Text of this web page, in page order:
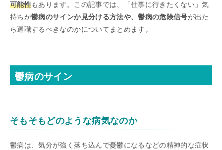
可能性もあります。この記事では、「仕事に行きたくない」気
持ちが鬱病のサインか見分ける方法や、鬱病の危険信号が出た
ら退職するべきなのかについてまとめます。
鬱病のサイン
そもそもどのような病気なのか
鬱病は、気分が強く落ち込んで憂鬱になるなどの精神的な症状